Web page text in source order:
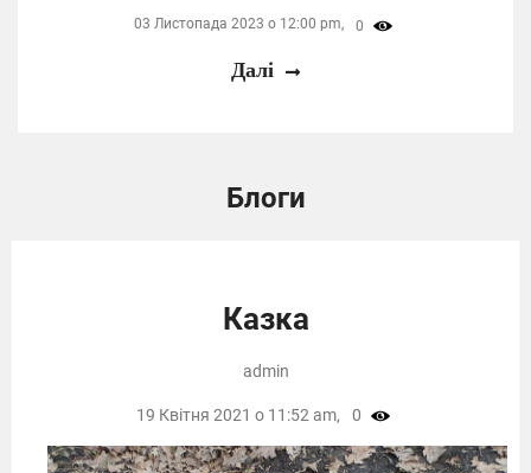
03 Листопада 2023 о 12:00 pm, 0
Далі
Блоги
Казка
admin
19 Квітня 2021 о 11:52 am, 0